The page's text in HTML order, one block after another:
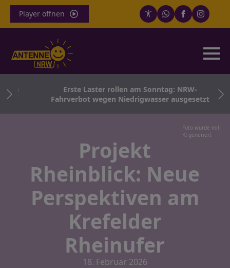
Player öffnen
Erste Laster rollen am Sonntag: NRW-
Fahrverbot wegen Niedrigwasser ausgesetzt
Foto wurde mit
KI generiert
Projekt
Rheinblick: Neue
Perspektiven am
Krefelder
Rheinufer
18. Februar 2026